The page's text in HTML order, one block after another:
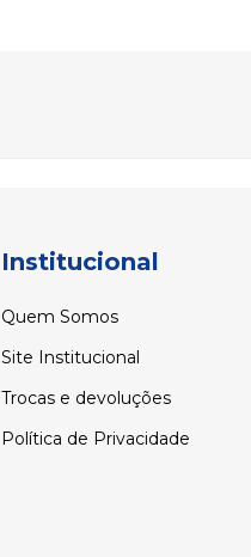
Institucional
Quem Somos
Site Institucional
Trocas e devoluções
Política de Privacidade